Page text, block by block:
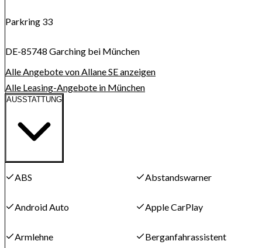
Parkring 33
DE-85748 Garching bei München
Alle Angebote von Allane SE anzeigen
Alle Leasing-Angebote in München
AUSSTATTUNG
ABS Abstandswarner
Android Auto Apple CarPlay
Armlehne Berganfahrassistent